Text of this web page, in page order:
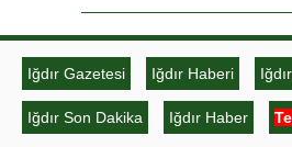
Iğdır Gazetesi Iğdır Haberi
Iğdır Son Dakika Iğdır Haber